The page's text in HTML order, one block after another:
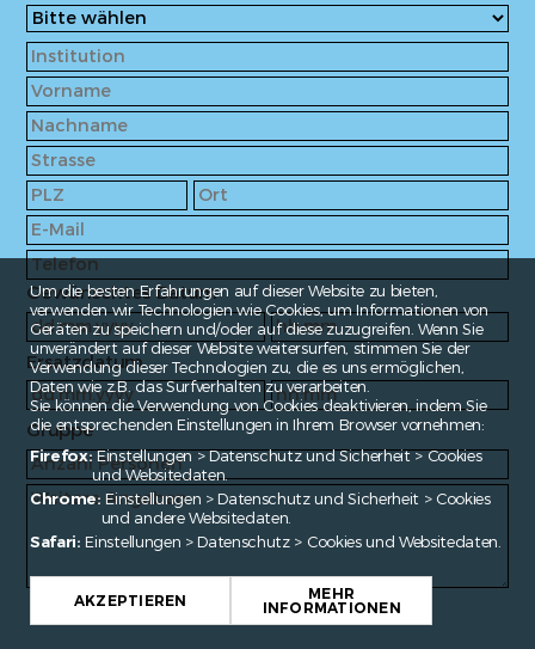
Gewünschtes Datum
Ersatzdatum
Gruppe
Um die besten Erfahrungen auf dieser Website zu bieten,
verwenden wir Technologien wie Cookies, um Informationen von
Geräten zu speichern und/oder auf diese zuzugreifen. Wenn Sie
unverändert auf dieser Website weitersurfen, stimmen Sie der
Verwendung dieser Technologien zu, die es uns ermöglichen,
Daten wie z.B. das Surfverhalten zu verarbeiten.
Sie können die Verwendung von Cookies deaktivieren, indem Sie
die entsprechenden Einstellungen in Ihrem Browser vornehmen:
Firefox:Einstellungen > Datenschutz und Sicherheit > Cookies
und Websitedaten.
Chrome: Einstellungen > Datenschutz und Sicherheit > Cookies
und andere Websitedaten.
Safari: Einstellungen > Datenschutz > Cookies und Websitedaten.
AKZEPTIEREN MEHR
INFORMATIONEN